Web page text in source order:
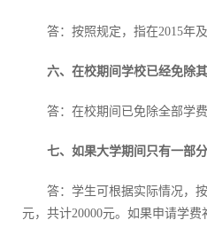
答：按照规定，指在2015年
六、在校期间学校已经免除
答：在校期间已免除全部学
七、如果大学期间只有一部
答：学生可根据实际情况，
元，共计20000元。如果申请学